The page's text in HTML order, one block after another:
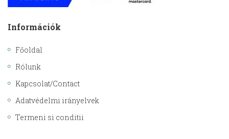
Információk
Főoldal
Rólunk
Kapcsolat/Contact
Adatvédelmi irányelvek
Termeni si conditii